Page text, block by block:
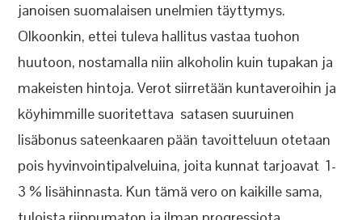
janoisen suomalaisen unelmien täyttymys.
Olkoonkin, ettei tuleva hallitus vastaa tuohon
huutoon, nostamalla niin alkoholin kuin tupakan ja
makeisten hintoja. Verot siirretään kuntaveroihin ja
köyhimmille suoritettava satasen suuruinen
lisäbonus sateenkaaren pään tavoitteluun otetaan
pois hyvinvointipalveluina, joita kunnat tarjoavat 1-
3 % lisähinnasta. Kun tämä vero on kaikille sama,